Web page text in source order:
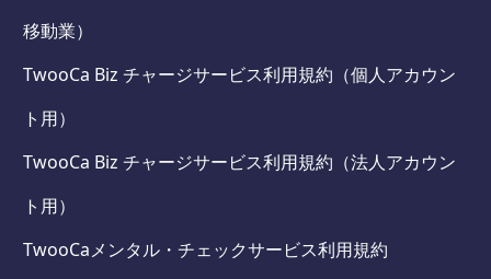
移動業）
TwooCa Biz チャージサービス利用規約（個人アカウン
ト用）
TwooCa Biz チャージサービス利用規約（法人アカウン
ト用）
TwooCaメンタル・チェックサービス利用規約